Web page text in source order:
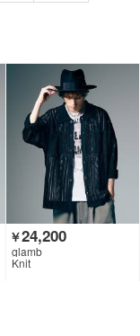
￥24,200
glamb
Knit